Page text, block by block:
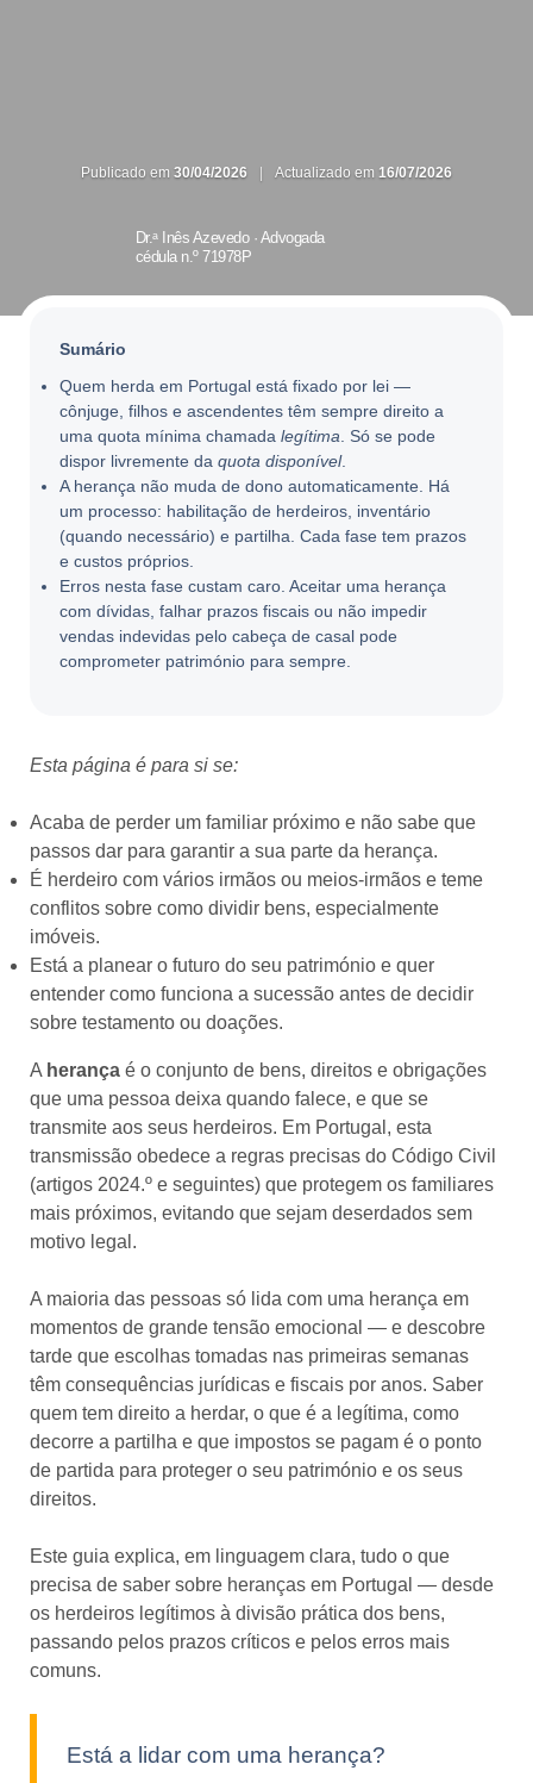
Publicado em 30/04/2026 | Actualizado em 16/07/2026
Dr.ᵃ Inês Azevedo · Advogada
cédula n.º 71978P
Sumário
Quem herda em Portugal está fixado por lei —
cônjuge, filhos e ascendentes têm sempre direito a
uma quota mínima chamada legítima . Só se pode
dispor livremente da quota disponível.
A herança não muda de dono automaticamente. Há
um processo: habilitação de herdeiros, inventário
(quando necessário) e partilha. Cada fase tem prazos
e custos próprios.
Erros nesta fase custam caro. Aceitar uma herança
com dívidas, falhar prazos fiscais ou não impedir
vendas indevidas pelo cabeça de casal pode
comprometer património para sempre.
Esta página é para si se:
Acaba de perder um familiar próximo e não sabe que
passos dar para garantir a sua parte da herança.
É herdeiro com vários irmãos ou meios-irmãos e teme
conflitos sobre como dividir bens, especialmente
imóveis.
Está a planear o futuro do seu património e quer
entender como funciona a sucessão antes de decidir
sobre testamento ou doações.
A herança é o conjunto de bens, direitos e obrigações
que uma pessoa deixa quando falece, e que se
transmite aos seus herdeiros. Em Portugal, esta
transmissão obedece a regras precisas do Código Civil
(artigos 2024.º e seguintes) que protegem os familiares
mais próximos, evitando que sejam deserdados sem
motivo legal.
A maioria das pessoas só lida com uma herança em
momentos de grande tensão emocional — e descobre
tarde que escolhas tomadas nas primeiras semanas
têm consequências jurídicas e fiscais por anos. Saber
quem tem direito a herdar, o que é a legítima, como
decorre a partilha e que impostos se pagam é o ponto
de partida para proteger o seu património e os seus
direitos.
Este guia explica, em linguagem clara, tudo o que
precisa de saber sobre heranças em Portugal — desde
os herdeiros legítimos à divisão prática dos bens,
passando pelos prazos críticos e pelos erros mais
comuns.
Está a lidar com uma herança?